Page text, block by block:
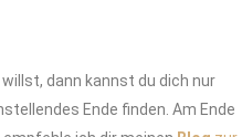
dann kannst du dich nur
Ende finden. Am Ende